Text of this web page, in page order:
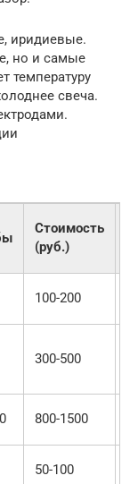
иридиевые.
но и самые
температуру
свеча.
Стоимость
(руб.)
100-200
300-500
800-1500
50-100